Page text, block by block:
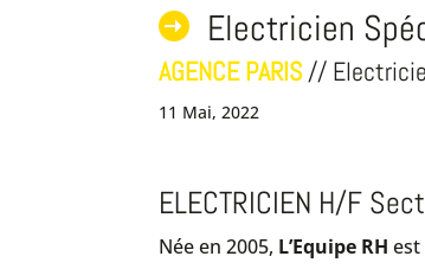
Electricien
AGENCE PARIS//
11 Mai, 2022
ELECTRICIEN H/F
Née en 2005, L’Equipe RH est